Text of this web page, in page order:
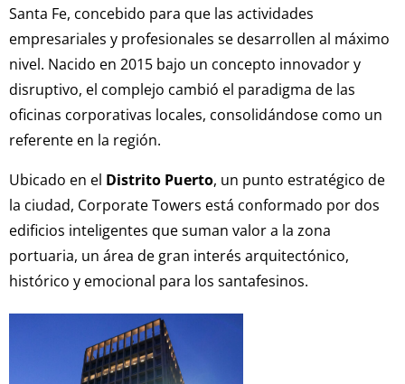
Santa Fe, concebido para que las actividades
empresariales y profesionales se desarrollen al máximo
nivel. Nacido en 2015 bajo un concepto innovador y
disruptivo, el complejo cambió el paradigma de las
oficinas corporativas locales, consolidándose como un
referente en la región.
Ubicado en el Distrito Puerto, un punto estratégico de
la ciudad, Corporate Towers está conformado por dos
edificios inteligentes que suman valor a la zona
portuaria, un área de gran interés arquitectónico,
histórico y emocional para los santafesinos.